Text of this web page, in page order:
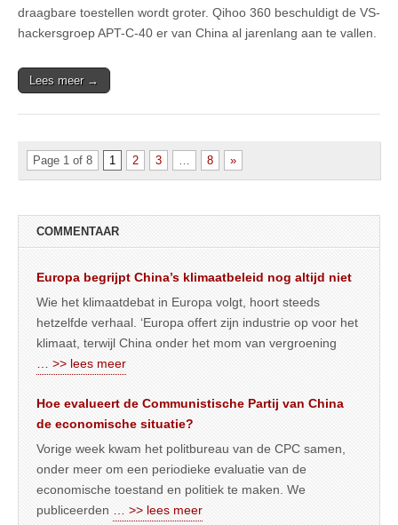
draagbare toestellen wordt groter. Qihoo 360 beschuldigt de VS-
hackersgroep APT-C-40 er van China al jarenlang aan te vallen.
Lees meer →
Page 1 of 8 1 2 3 8 »
COMMENTAAR
Europa begrijpt China’s klimaatbeleid nog altijd niet
Wie het klimaatdebat in Europa volgt, hoort steeds
hetzelfde verhaal. ‘Europa offert zijn industrie op voor het
klimaat, terwijl China onder het mom van vergroening
… >> lees meer
Hoe evalueert de Communistische Partij van China
de economische situatie?
Vorige week kwam het politbureau van de CPC samen,
onder meer om een periodieke evaluatie van de
economische toestand en politiek te maken. We
publiceerden
… >> lees meer